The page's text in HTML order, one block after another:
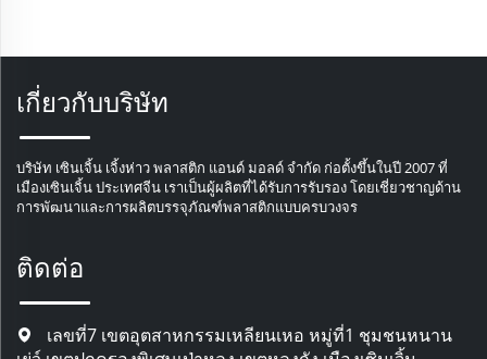
เกี่ยวกับบริษัท
บริษัท เซินเจิ้น เจิ้งห่าว พลาสติก แอนด์ มอลด์ จำกัด ก่อตั้งขึ้นในปี 2007 ที่
เมืองเซินเจิ้น ประเทศจีน เราเป็นผู้ผลิตที่ได้รับการรับรอง โดยเชี่ยวชาญด้าน
การพัฒนาและการผลิตบรรจุภัณฑ์พลาสติกแบบครบวงจร
ติดต่อ
เลขที่7 เขตอุตสาหกรรมเหลียนเหอ หมู่ที่1 ชุมชนหนาน